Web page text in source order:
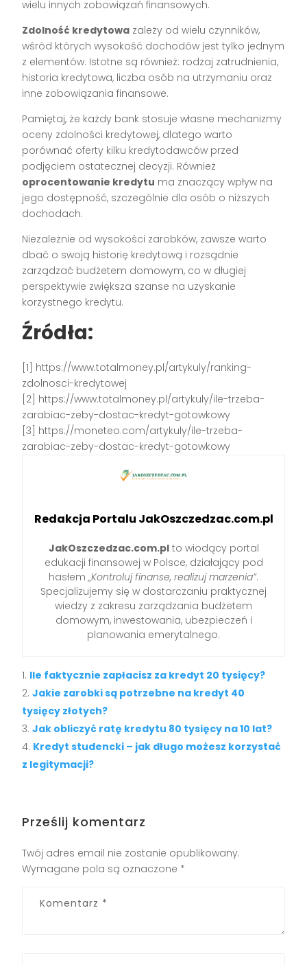
wielu innych zobowiązań finansowych.
Zdolność kredytowa zależy od wielu czynników,
wśród których wysokość dochodów jest tylko jednym
z elementów. Istotne są również: rodzaj zatrudnienia,
historia kredytowa, liczba osób na utrzymaniu oraz
inne zobowiązania finansowe.
Pamiętaj, że każdy bank stosuje własne mechanizmy
oceny zdolności kredytowej, dlatego warto
porównać oferty kilku kredytodawców przed
podjęciem ostatecznej decyzji. Również
oprocentowanie kredytu ma znaczący wpływ na
jego dostępność, szczególnie dla osób o niższych
dochodach.
Niezależnie od wysokości zarobków, zawsze warto
dbać o swoją historię kredytową i rozsądnie
zarządzać budżetem domowym, co w długiej
perspektywie zwiększa szanse na uzyskanie
korzystnego kredytu.
Źródła:
[1] https://www.totalmoney.pl/artykuly/ranking-
zdolnosci-kredytowej
[2] https://www.totalmoney.pl/artykuly/ile-trzeba-
zarabiac-zeby-dostac-kredyt-gotowkowy
[3] https://moneteo.com/artykuly/ile-trzeba-
zarabiac-zeby-dostac-kredyt-gotowkowy
Redakcja Portalu JakOszczedzac.com.pl
JakOszczedzac.com.plto wiodący portal
edukacji finansowej w Polsce, działający pod
hasłem „Kontroluj finanse, realizuj marzenia”.
Specjalizujemy się w dostarczaniu praktycznej
wiedzy z zakresu zarządzania budżetem
domowym, inwestowania, ubezpieczeń i
planowania emerytalnego.
Ile faktycznie zapłacisz za kredyt 20 tysięcy?
Jakie zarobki są potrzebne na kredyt 40
tysięcy złotych?
Jak obliczyć ratę kredytu 80 tysięcy na 10 lat?
Kredyt studencki – jak długo możesz korzystać
z legitymacji?
Prześlij komentarz
Twój adres email nie zostanie opublikowany.
Wymagane pola są oznaczone *